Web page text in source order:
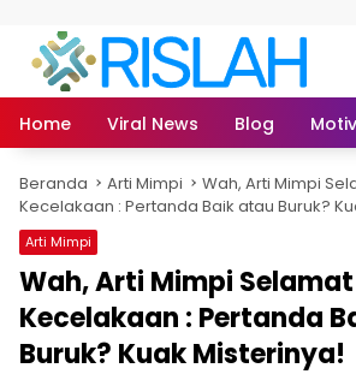
Home Viral News Blog
Beranda Arti Mimpi
Wah, Arti Mimpi
Kecelakaan : Pertanda Baik atau Buruk?
Arti Mimpi
Wah, Arti Mimpi
Kecelakaan : Pertanda
Buruk? Kuak Misterinya!